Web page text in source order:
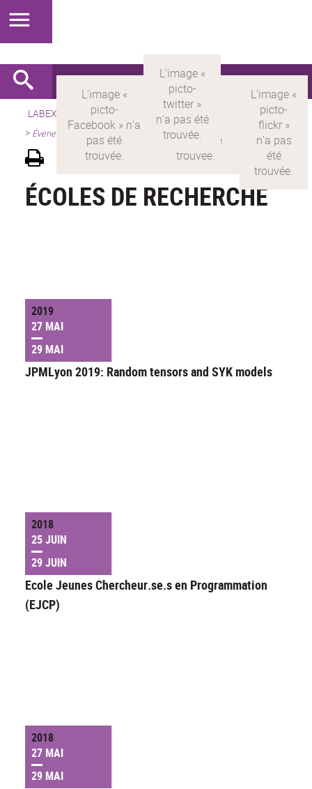
LABEX > LABEX MILYON Version française
Présentation
> Évenements scientifiques : Écoles de recherche
ÉCOLES DE RECHERCHE
2019
27 MAI
29 MAI
JPMLyon 2019: Random tensors and SYK models
2018
25 JUIN
29 JUIN
Ecole Jeunes Chercheur.se.s en Programmation
(EJCP)
2018
27 MAI
29 MAI